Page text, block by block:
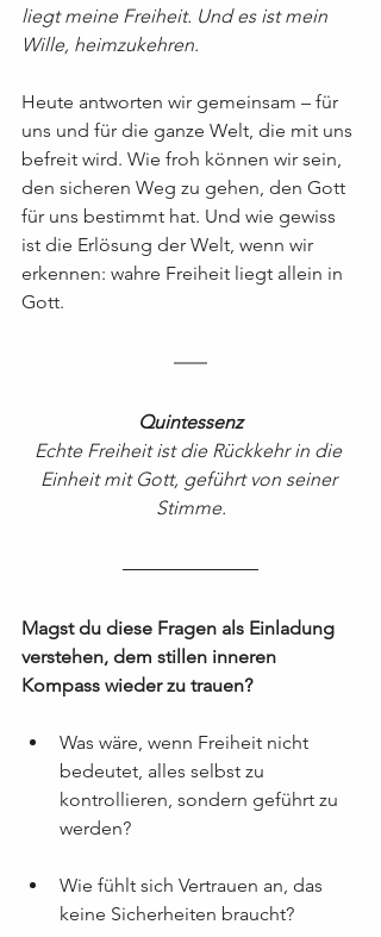
liegt meine Freiheit. Und es ist mein
Wille, heimzukehren.
Heute antworten wir gemeinsam – für
uns und für die ganze Welt, die mit uns
befreit wird. Wie froh können wir sein,
den sicheren Weg zu gehen, den Gott
für uns bestimmt hat. Und wie gewiss
ist die Erlösung der Welt, wenn wir
erkennen: wahre Freiheit liegt allein in
Gott.
Quintessenz
Echte Freiheit ist die Rückkehr in die
Einheit mit Gott, geführt von seiner
Stimme.
Magst du diese Fragen als Einladung
verstehen, dem stillen inneren
Kompass wieder zu trauen?
Was wäre, wenn Freiheit nicht
bedeutet, alles selbst zu
kontrollieren, sondern geführt zu
werden?
Wie fühlt sich Vertrauen an, das
keine Sicherheiten braucht?